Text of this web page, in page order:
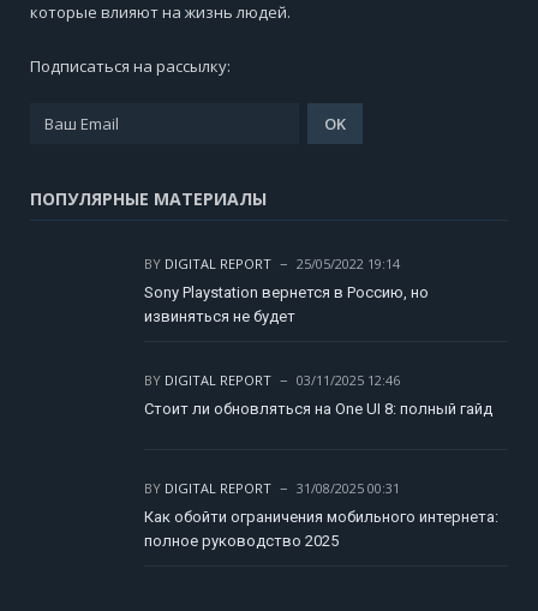
которые влияют на жизнь людей.
Подписаться на рассылку:
ПОПУЛЯРНЫЕ МАТЕРИАЛЫ
BY DIGITAL REPORT
25/05/2022 19:14
Sony Playstation вернется в Россию, но
извиняться не будет
BY DIGITAL REPORT
03/11/2025 12:46
Стоит ли обновляться на One UI 8: полный гайд
BY DIGITAL REPORT
31/08/2025 00:31
Как обойти ограничения мобильного интернета:
полное руководство 2025